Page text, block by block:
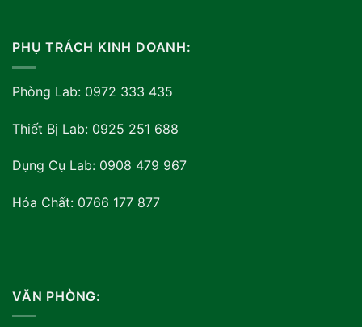
PHỤ TRÁCH KINH DOANH:
Phòng Lab: 0972 333 435
Thiết Bị Lab: 0925 251 688
Dụng Cụ Lab: 0908 479 967
Hóa Chất: 0766 177 877
VĂN PHÒNG: